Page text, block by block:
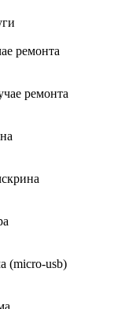
ремонта
ремонта
(micro-usb)